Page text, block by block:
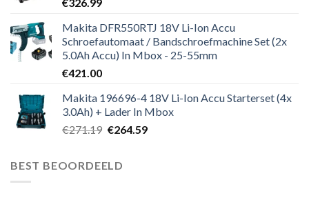
Makita DFR550RTJ 18V Li-Ion Accu
Schroefautomaat / Bandschroefmachine Set (2x
5.0Ah Accu) In Mbox - 25-55mm
€421.00
Makita 196696-4 18V Li-Ion Accu Starterset (4x
3.0Ah) + Lader In Mbox
€271.19 Oorspronkelijke
€271.19.
€264.59Huidige
BEST BEOORDEELD